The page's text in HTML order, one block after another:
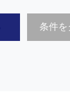
条件を